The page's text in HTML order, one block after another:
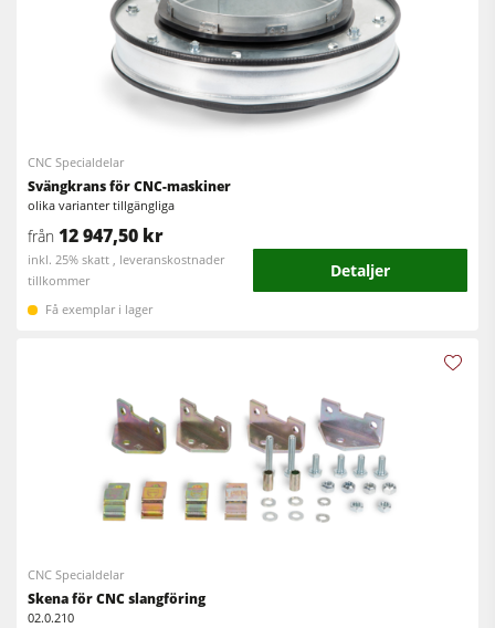
Brikettpress
Värmepressar & vakuumpressar
Matarverk
Verkstadsutrustning
F4Solutions mjukvara
Automatisering & materialhantering
Matarverk
CNC Specialdelar
Svängkrans för CNC-maskiner
olika varianter tillgängliga
från 12 947,50 kr
inkl. 25% skatt , leveranskostnader
tillkommer
Detaljer
Få exemplar i lager
CNC Specialdelar
Skena för CNC slangföring
02.0.210